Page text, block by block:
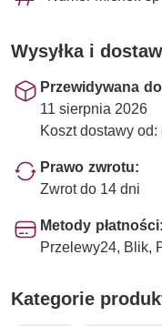
Wysyłka i
Przewidywana
11 sierpnia 2026
Koszt dostawy od:
Prawo zwrotu:
Zwrot do 14 dni
Metody płatności:
Przelewy24, Blik,
Kategorie